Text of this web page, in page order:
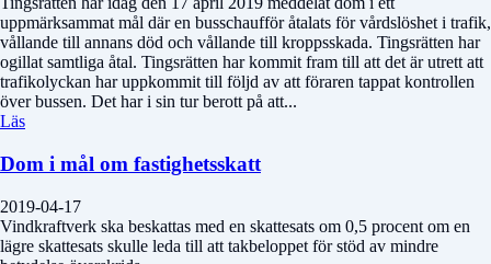
uppmärksammat mål där en busschaufför åtalats för vårdslöshet i trafik,
vållande till annans död och vållande till kroppsskada. Tingsrätten har
ogillat samtliga åtal. Tingsrätten har kommit fram till att det är utrett att
trafikolyckan har uppkommit till följd av att föraren tappat kontrollen
över bussen. Det har i sin tur berott på att...
Läs
Dom i mål om fastighetsskatt
2019-04-17
Vindkraftverk ska beskattas med en skattesats om 0,5 procent om en
lägre skattesats skulle leda till att takbeloppet för stöd av mindre